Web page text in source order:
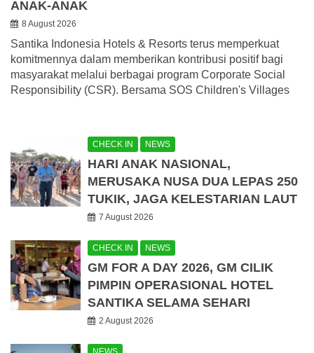
ANAK-ANAK
8 August 2026
Santika Indonesia Hotels & Resorts terus memperkuat
komitmennya dalam memberikan kontribusi positif bagi
masyarakat melalui berbagai program Corporate Social
Responsibility (CSR). Bersama SOS Children's Villages
CHECK IN NEWS
HARI ANAK NASIONAL,
MERUSAKA NUSA DUA LEPAS 250
TUKIK, JAGA KELESTARIAN LAUT
7 August 2026
CHECK IN NEWS
GM FOR A DAY 2026, GM CILIK
PIMPIN OPERASIONAL HOTEL
SANTIKA SELAMA SEHARI
2 August 2026